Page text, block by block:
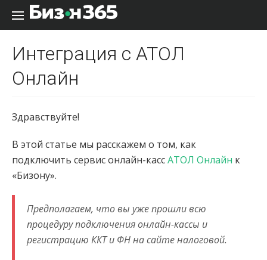
Перейти к содержанию
Интеграция с АТОЛ
Онлайн
Здравствуйте!
В этой статье мы расскажем о том, как
подключить сервис онлайн-кассАТОЛ Онлайн к
«Бизону».
Предполагаем, что вы уже прошли всю
процедуру подключения онлайн-кассы и
регистрацию ККТ и ФН на сайте налоговой.